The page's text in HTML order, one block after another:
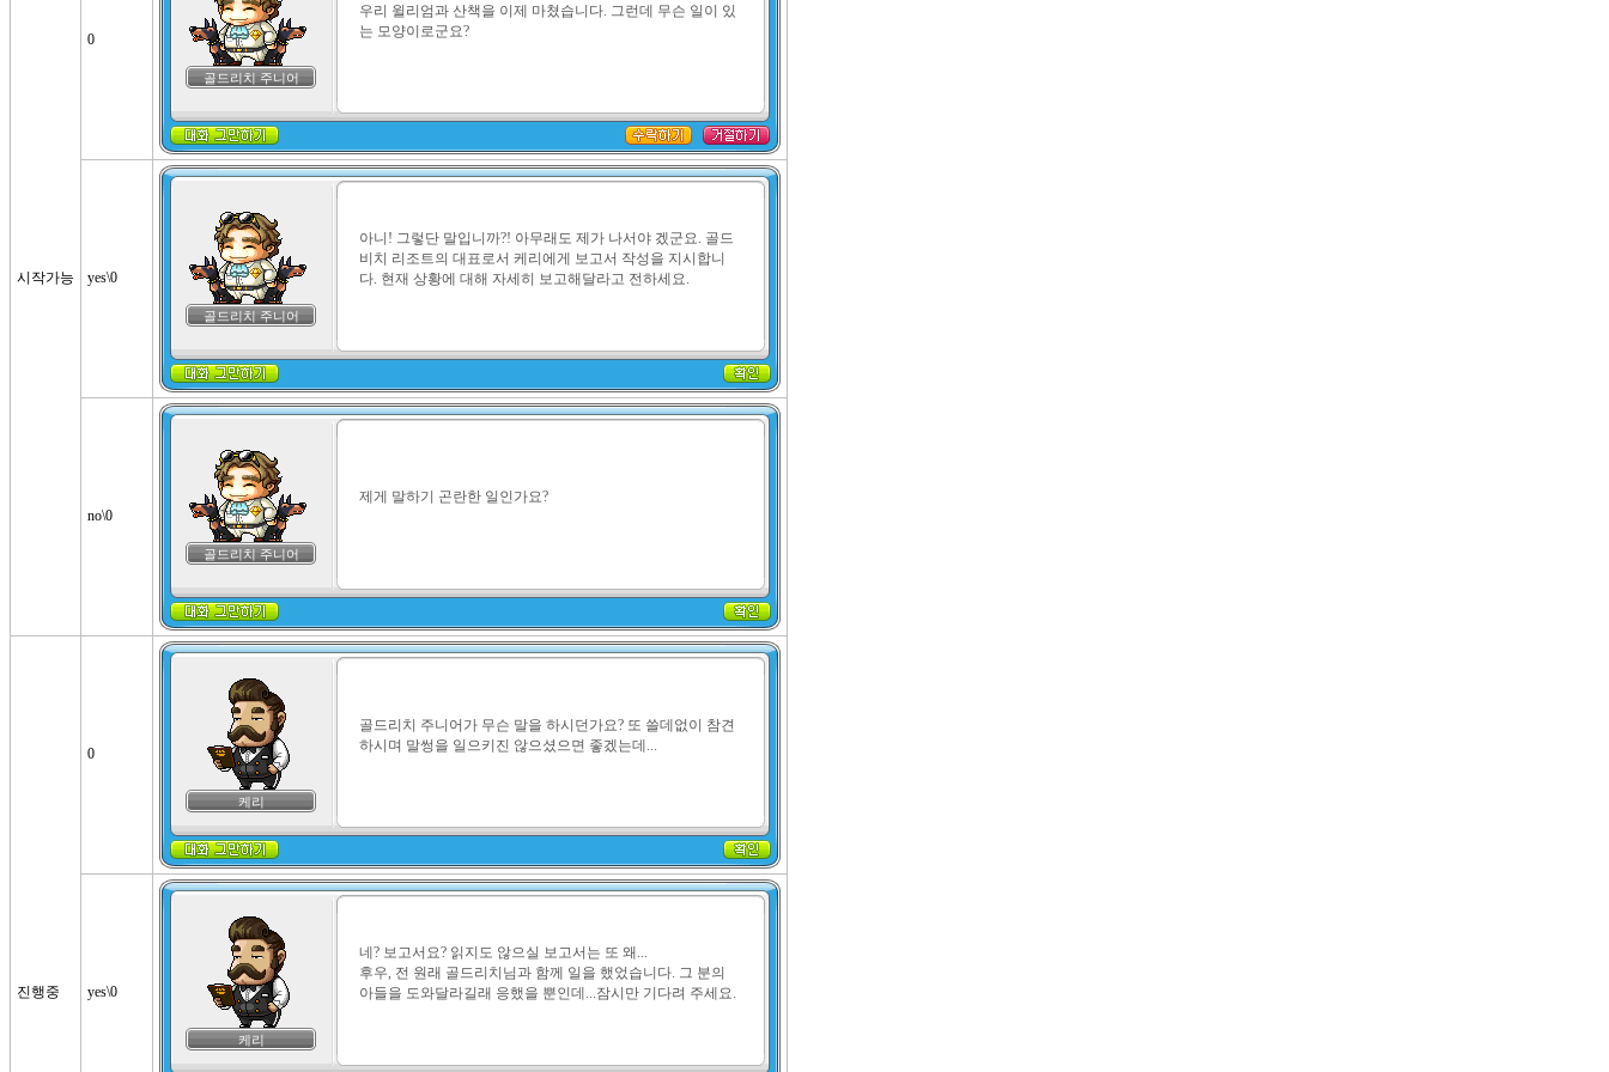
시작가능
0
골드리치 주니어
우리 윌리엄과 산책을 이제 마쳤습니다. 그런데 무슨 일이 있
는 모양이로군요?
yes\0
골드리치 주니어
아니! 그렇단 말입니까?! 아무래도 제가 나서야 겠군요. 골드
비치 리조트의 대표로서 케리에게 보고서 작성을 지시합니
다. 현재 상황에 대해 자세히 보고해달라고 전하세요.
no\0
골드리치 주니어
제게 말하기 곤란한 일인가요?
진행중
0
케리
골드리치 주니어가 무슨 말을 하시던가요? 또 쓸데없이 참견
하시며 말썽을 일으키진 않으셨으면 좋겠는데...
yes\0
케리
네? 보고서요? 읽지도 않으실 보고서는 또 왜...
후우, 전 원래 골드리치님과 함께 일을 했었습니다. 그 분의
아들을 도와달라길래 응했을 뿐인데...잠시만 기다려 주세요.